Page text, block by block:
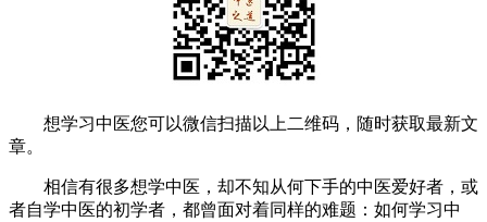
想学习中医您可以微信扫描以上二维码，随时获取最新文
章。
相信有很多想学中医，却不知从何下手的中医爱好者，或
者自学中医的初学者，都曾面对着同样的难题：如何学习中